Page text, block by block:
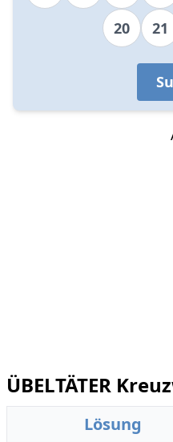
20
21
ÜBELTÄTER
Lösung